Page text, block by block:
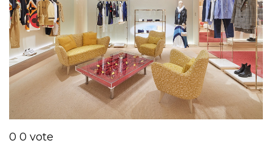
0 0 vote